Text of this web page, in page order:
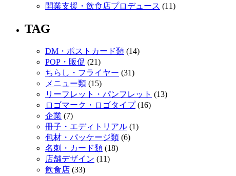
開業支援・飲食店プロデュース (11)
TAG
DM・ポストカード類 (14)
POP・販促 (21)
ちらし・フライヤー (31)
メニュー類 (15)
リーフレット・パンフレット (13)
ロゴマーク・ロゴタイプ(16)
企業 (7)
冊子・エディトリアル (1)
包材・パッケージ類 (6)
名刺・カード類 (18)
店舗デザイン (11)
飲食店 (33)